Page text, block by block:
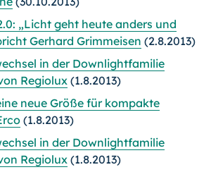
„Licht geht heute anders und
Gerhard Grimmeisen (2.8.2013)
in der Downlightfamilie
Regiolux (1.8.2013)
neue Größe für kompakte
(1.8.2013)
in der Downlightfamilie
Regiolux (1.8.2013)